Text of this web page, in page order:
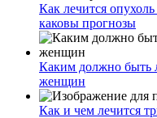
Как лечится
каковы прогнозы
Каким должно быть
женщин
Как и чем лечится